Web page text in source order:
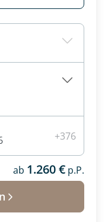
+376
ab 1.260 € p.P.
wichtig!
an unseren Server
erklären Sie, dass
Widerrufhinweisezur
haben.